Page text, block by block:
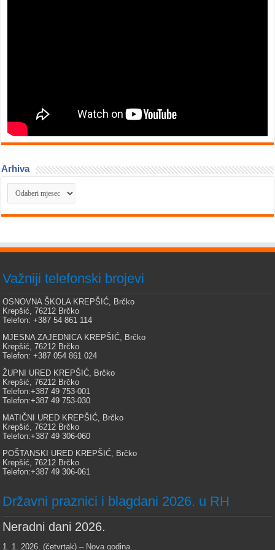
Arhiva
Arhiva
Važniji telefonski brojevi
OSNOVNA ŠKOLA KREPŠIĆ, Brčko
Krepšić, 76212 Brčko
Telefon: +387 54 861 114
MJESNA ZAJEDNICA KREPŠIĆ, Brčko
Krepšić, 76212 Brčko
Telefon: +387 054 861 024
ŽUPNI URED KREPŠIĆ, Brčko
Krepšić, 76212 Brčko
Telefon:+387 49 753-001
Telefon:+387 49 753-030
MATIČNI URED KREPŠIĆ, Brčko
Krepšić, 76212 Brčko
Telefon:+387 49 306-060
POŠTANSKI URED KREPŠIĆ, Brčko
Krepšić, 76212 Brčko
Telefon:+387 49 306-061
Državni praznici i blagdani 2026. u RH
Neradni dani 2026.
1. 1. 2026. (četvrtak) – Nova godina